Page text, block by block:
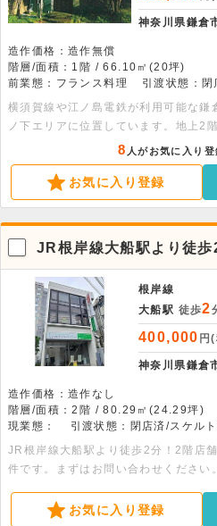
神奈川県鎌倉
造作価格：造作無償
階層/面積：1階 / 66.10㎡(20坪)
前業態：フランス料理
引渡状態：閉
横須賀線や江ノ島電鉄が利用可能な
ノ下エリアに位置しています。地上2
坪です。室内は現状渡しとなってお
ての利用が可能です。諸条件のご相
ださい。
8 人がお気に入り
お気に入り登録
JR根岸線大船駅より徒
根岸線
大船駅 徒歩2
400,000 円
神奈川県鎌倉
造作価格：造作なし
階層/面積：2階 / 80.29㎡(24.29坪)
現業態：
引渡状態：閉店済/スケル
JR根岸線大船駅より徒歩2分！2階店
件です。まずはお問い合わせください。
お気に入り登録